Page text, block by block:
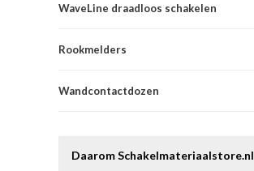
WaveLine draadloos schakelen
Rookmelders
Wandcontactdozen
Daarom Schakelmateriaalstore.nl